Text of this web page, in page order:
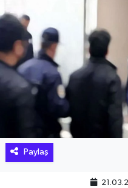
Paylaş
Hakkari Haber
İLGİNÇ HABERLER
KADIN
KÜLTÜR SANAT
MAGAZİN